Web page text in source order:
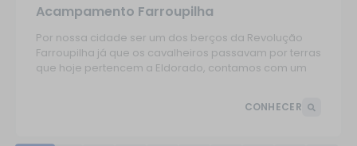
Acampamento Farroupilha
Por nossa cidade ser um dos berços da Revolução
Farroupilha já que os cavalheiros passavam por terras
que hoje pertencem a Eldorado, contamos com um
CONHECER